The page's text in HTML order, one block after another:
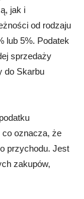
jak i
od rodzaju
lub 5%. Podatek
sprzedaży
do Skarbu
co oznacza, że
przychodu. Jest
zakupów,